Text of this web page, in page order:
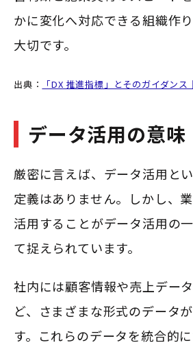
かに変化へ対応できる組織作
大切です。
出典： 「DX 推進指標」とそのガイダンス
データ活用の意味
厳密に言えば、データ活用と
定義はありません。しかし、
活用することがデータ活用の
て捉えられています。
社内には顧客情報や売上デー
ど、さまざまな形式のデータ
す。これらのデータを統合的